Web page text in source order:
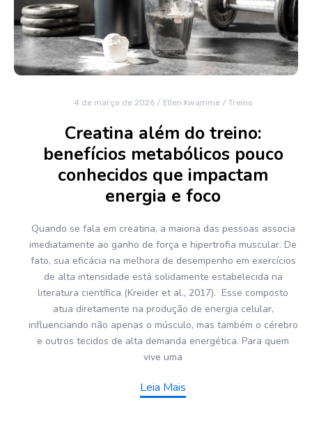
4 de março de 2026 / Ellen Kwamme / Treino
Creatina além do treino:
benefícios metabólicos pouco
conhecidos que impactam
energia e foco
Quando se fala em creatina, a maioria das pessoas associa
imediatamente ao ganho de força e hipertrofia muscular. De
fato, sua eficácia na melhora de desempenho em exercícios
de alta intensidade está solidamente estabelecida na
literatura científica (Kreider et al., 2017). Esse composto
atua diretamente na produção de energia celular,
influenciando não apenas o músculo, mas também o cérebro
e outros tecidos de alta demanda energética. Para quem
vive uma
Leia Mais